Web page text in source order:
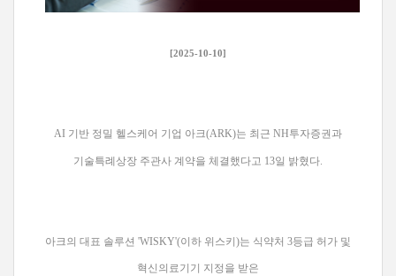
[2025-10-10]
AI 기반 정밀 헬스케어 기업 아크(ARK)는 최근 NH투자증권과
기술특례상장 주관사 계약을 체결했다고 13일 밝혔다.
아크의 대표 솔루션 'WISKY'(이하 위스키)는 식약처 3등급 허가 및
혁신의료기기 지정을 받은